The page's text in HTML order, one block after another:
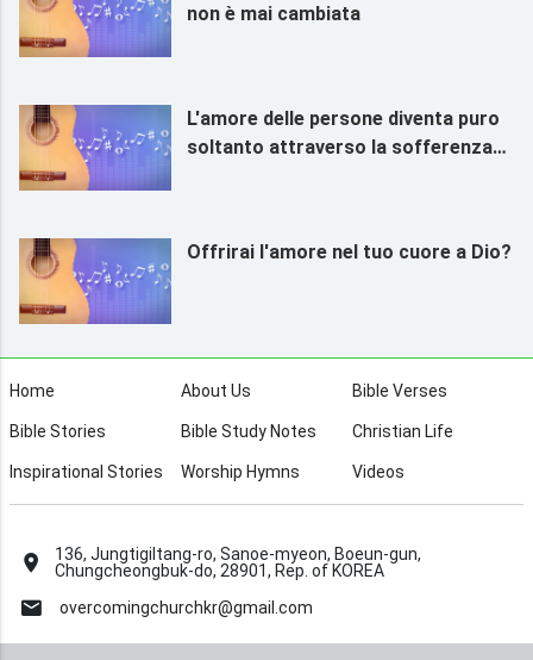
non è mai cambiata
L'amore delle persone diventa puro
soltanto attraverso la sofferenza
Offrirai l'amore nel tuo cuore a Dio?
Home About Us Bible Verses
Bible Stories Bible Study Notes Christian Life
Inspirational Stories Worship Hymns Videos
136, Jungtigiltang-ro, Sanoe-myeon, Boeun-gun,
Chungcheongbuk-do, 28901, Rep. of KOREA
overcomingchurchkr@gmail.com